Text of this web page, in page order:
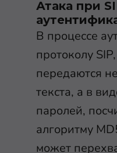
Атака при
В процессе
протоколу
передаются
текста, а в
паролей,
алгоритму
может